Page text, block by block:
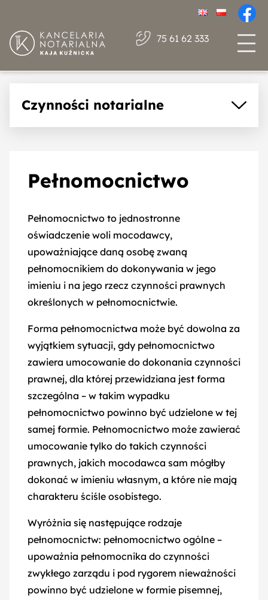
75 61 62 333
Czynności notarialne
Umowy majątkowe małżeńskie
Umowa sprzedaży
Umowa podziału majątku
wspólnego
Zniesienie współwłasności
Dział spadku
Umowa o dożywocie
Pełnomocnictwo
Dziedziczenie
Protokoły
Poświadczenia
Depozyty
Pełnomocnictwo
Pełnomocnictwo to jednostronne
oświadczenie woli mocodawcy,
upoważniające daną osobę zwaną
pełnomocnikiem do dokonywania w jego
imieniu i na jego rzecz czynności prawnych
określonych w pełnomocnictwie.
Forma pełnomocnictwa może być dowolna za
wyjątkiem sytuacji, gdy pełnomocnictwo
zawiera umocowanie do dokonania czynności
prawnej, dla której przewidziana jest forma
szczególna – w takim wypadku
pełnomocnictwo powinno być udzielone w tej
samej formie. Pełnomocnictwo może zawierać
umocowanie tylko do takich czynności
prawnych, jakich mocodawca sam mógłby
dokonać w imieniu własnym, a które nie mają
charakteru ściśle osobistego.
Wyróżnia się następujące rodzaje
pełnomocnictw: pełnomocnictwo ogólne –
upoważnia pełnomocnika do czynności
zwykłego zarządu i pod rygorem nieważności
powinno być udzielone w formie pisemnej,